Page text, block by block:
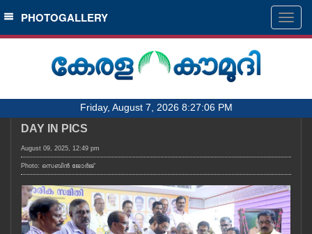
SECTIONS
HOME
NOTIFIED NEWS
KERALA
LOCAL
PHOTOGALLERY
Friday, August 7, 2026 8:27:06 PM
DAY IN PICS
August 09, 2025, 12:49 pm
Photo: സെബിൻ ജോർജ്